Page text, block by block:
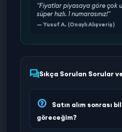
"Fiyatlar piyasaya göre çok
süper hızlı. 1 numarasınız!"
— Yusuf A. (Onaylı Alışveriş)
Sıkça Sorulan Sorular
Satın alım sonrası
göreceğim?